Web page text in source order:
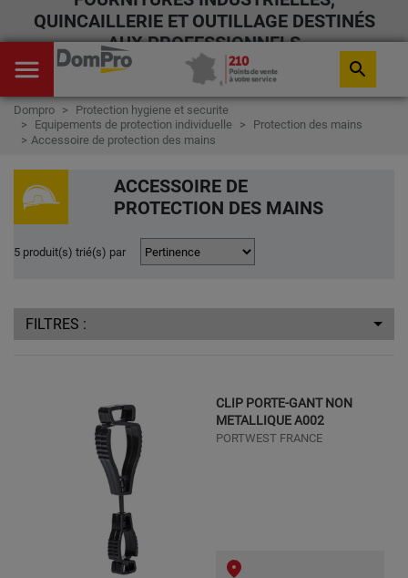
QUINCAILLERIE ET OUTILLAGE DESTINÉS
AUX PROFESSIONNELS
menu search
Dompro
Protection hygiene et securite
Equipements de protection individuelle
Protection des mains
Accessoire de protection des mains
ACCESSOIRE DE
PROTECTION DES MAINS
5 produit(s) trié(s) par
FILTRES :
CLIP PORTE-GANT NON
METALLIQUE A002
PORTWEST FRANCE